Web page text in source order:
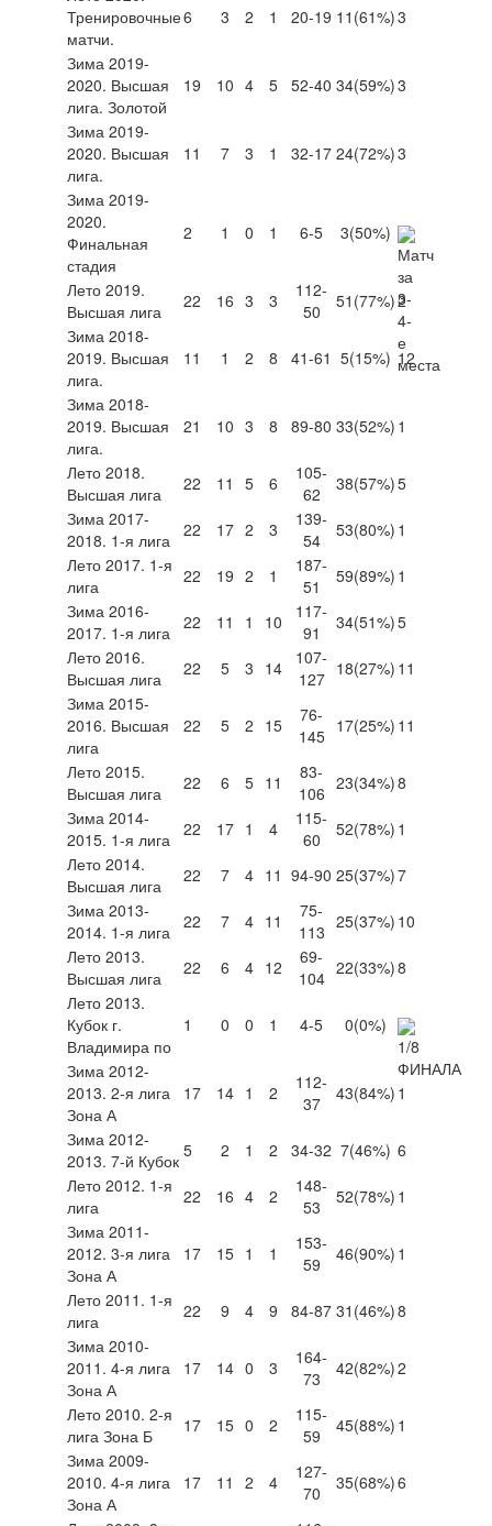
Тренировочные
матчи.
6 3 2 1 20-19 11 (61%)3
Зима 2019-
2020. Высшая
лига. Золотой
19 10 4 5 52-40 34(59%)3
Зима 2019-
2020. Высшая
лига.
11 7 3 1 32-17 24(72%)3
Зима 2019-
2020.
Финальная
стадия
2 1 0 1 6-5 3(50%)
Лето 2019.
Высшая лига
22 16 3 3
112-
50
51 (77%)2
Зима 2018-
2019. Высшая
лига.
11 1 2 8 41-61 5(15%) 12
Зима 2018-
2019. Высшая
лига.
21 10 3 8 89-80 33(52%) 1
Лето 2018.
Высшая лига
22 11 5 6
105-
62
38(57%)5
Зима 2017-
2018. 1-я лига
22 17 2 3
139-
54
53(80%) 1
Лето 2017. 1-я
лига
22 19 2 1
187-
51
59(89%) 1
Зима 2016-
2017. 1-я лига
22 11 1 10
117-
91
34(51%)5
Лето 2016.
Высшая лига
22 5 3 14
107-
127 18(27%) 11
Зима 2015-
2016. Высшая
лига
22 5 2 15
76-
145 17(25%) 11
Лето 2015.
Высшая лига
22 6 5 11
83-
106 23(34%)8
Зима 2014-
2015. 1-я лига
22 17 1 4
115-
60
52(78%) 1
Лето 2014.
Высшая лига
22 7 4 11 94-90 25(37%)7
Зима 2013-
2014. 1-я лига
22 7 4 11
75-
113 25(37%) 10
Лето 2013.
Высшая лига
22 6 4 12
69-
104 22(33%)8
Лето 2013.
Кубок г.
Владимира по
1 0 0 1 4-5 0(0%)
Зима 2012-
2013. 2-я лига
Зона А
17 14 1 2
112-
37
43(84%) 1
Зима 2012-
2013. 7-й Кубок 5 2 1 2 34-32 7(46%) 6
Лето 2012. 1-я
лига
22 16 4 2
148-
53
52(78%) 1
Зима 2011-
2012. 3-я лига
Зона А
17 15 1 1
153-
59
46(90%) 1
Лето 2011. 1-я
лига
22 9 4 9 84-87 31 (46%)8
Зима 2010-
2011. 4-я лига
Зона А
17 14 0 3
164-
73
42(82%)2
Лето 2010. 2-я
лига Зона Б
17 15 0 2
115-
59
45(88%) 1
Зима 2009-
2010. 4-я лига
Зона А
17 11 2 4
127-
70
35(68%)6